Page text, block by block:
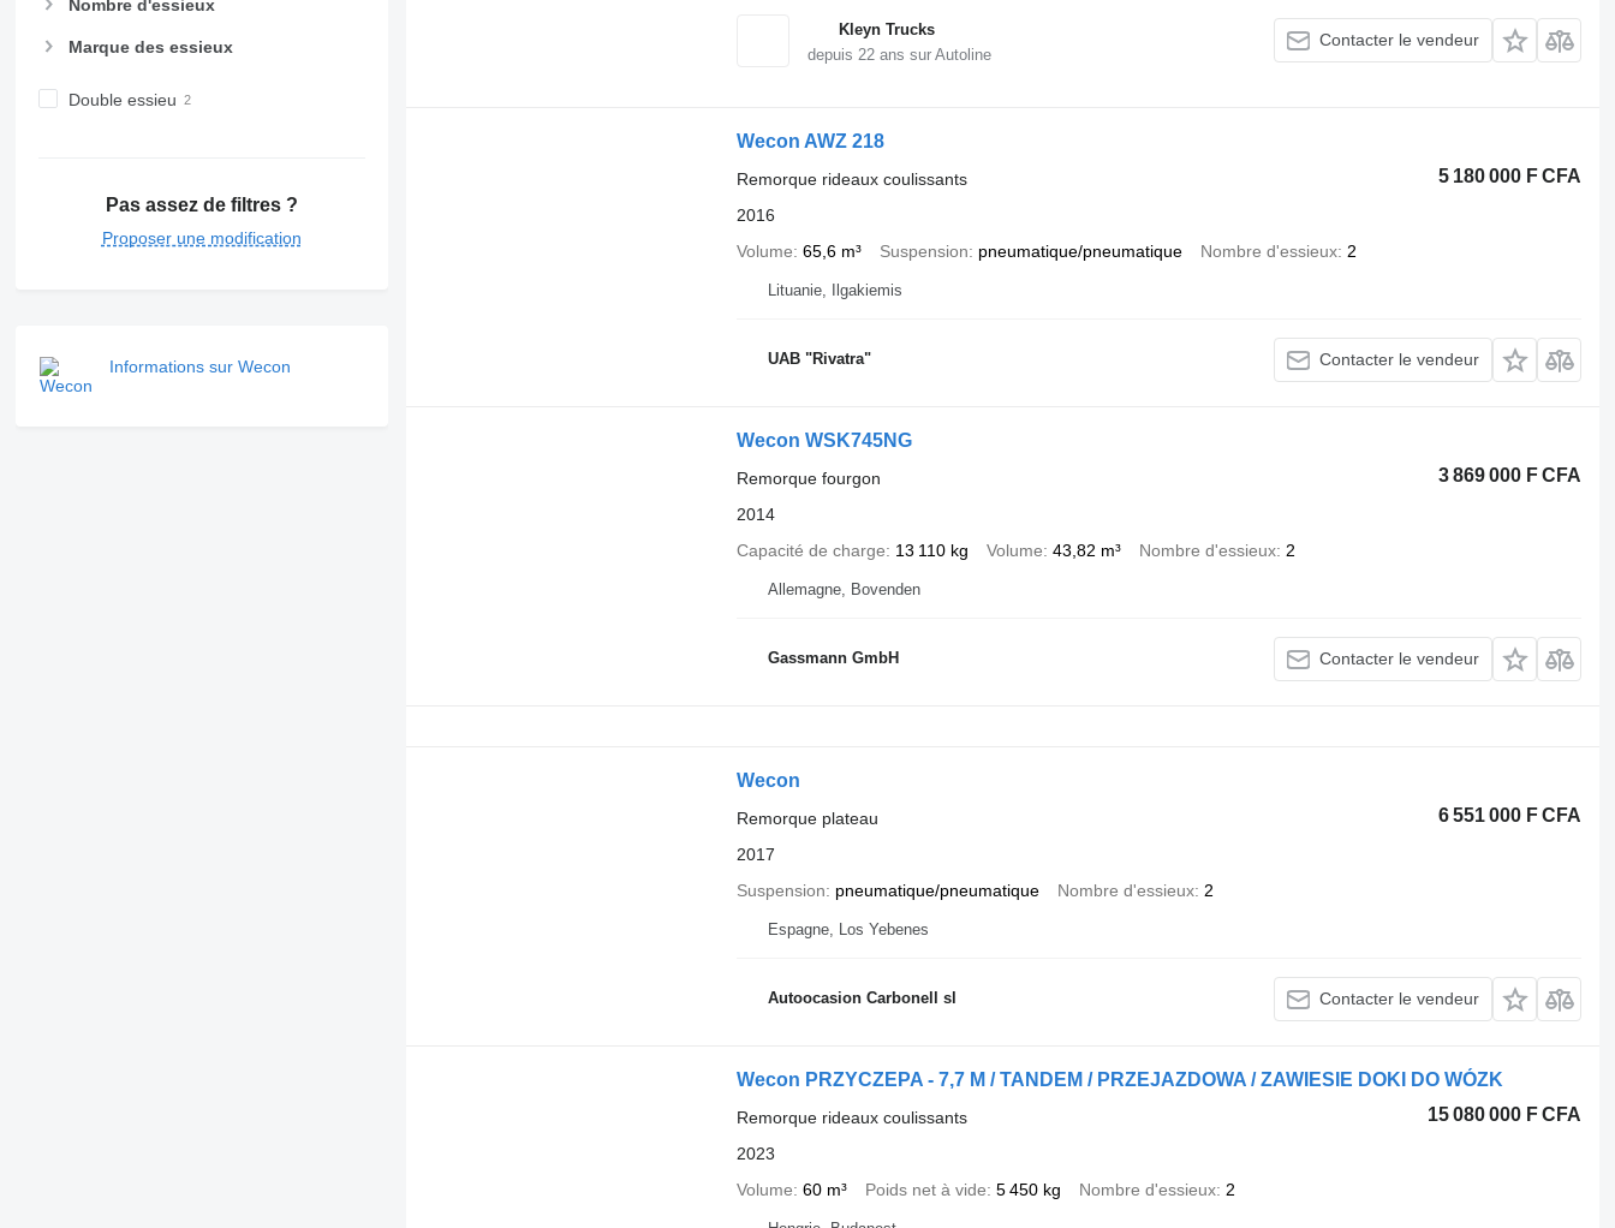
Nombre d'essieux
Marque des essieux
Double essieu
Pas assez de filtres ?
Proposer une modification
Informations sur Wecon
Kleyn Trucks
depuis 22ans sur Autoline
Contacter le vendeur
Wecon AWZ 218
5 180 000 F CFA
Remorque rideaux coulissants
2016
Volume 65,6 m³ Suspension pneumatique/pneumatique Nombre d'essieux 2
Lituanie, Ilgakiemis
UAB "Rivatra" Contacter le vendeur
Wecon WSK745NG
3 869 000 F CFA
Remorque fourgon
2014
Capacité de charge
13 110 kg Volume 43,82 m³ Nombre d'essieux 2
Allemagne, Bovenden
Gassmann GmbH Contacter le vendeur
Wecon
6 551 000 F CFA
Remorque plateau
2017
Suspension
pneumatique/pneumatique Nombre d'essieux 2
Espagne, Los Yebenes
Autoocasion Carbonell sl Contacter le vendeur
Wecon PRZYCZEPA - 7,7 M / TANDEM / PRZEJAZDOWA / ZAWIESIE DOKI DO WÓZK
15 080 000 F CFA
Remorque rideaux coulissants
2023
Volume 60 m³ Poids net à vide 5 450 kg Nombre d'essieux 2